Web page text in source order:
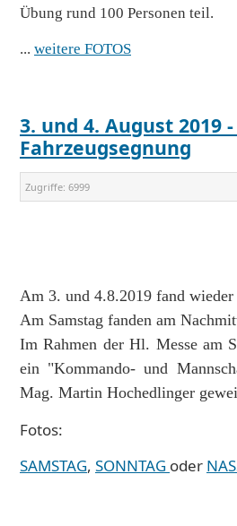
Übung rund 100 Personen teil.
... weitere FOTOS
3. und 4. August 2019
Fahrzeugsegnung
Zugriffe: 6999
Am 3. und 4.8.2019 fand
Am Samstag fanden am
Im Rahmen der Hl. Messe am
ein "Kommando- und
Mag. Martin Hochedlinger
Fotos:
SAMSTAG, SONNTAG oder